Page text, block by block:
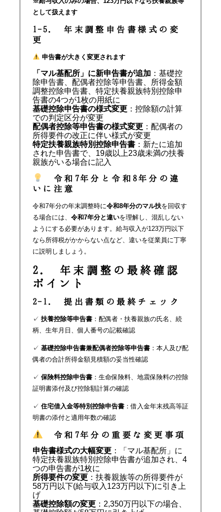
として扱えます
1-5. 年末調整申告書様式の変
更
申告書が大きく変更されます
「マル基配所」に新申告書が追加 ：基礎控
除申告書、配偶者控除等申告書、所得金額
調整控除申告書、特定扶養親族特別控除申
告書の4つが1枚の用紙に
基礎控除申告書の様式変更 ：控除額の計算
での判定区分が変更
配偶者控除等申告書の様式変更 ：配偶者の
所得要件の改正に伴い様式が変更
特定扶養親族特別控除申告書 ：新たに追加
された申告書で、19歳以上23歳未満の扶養
親族がいる場合に記入
令和7年分と令和8年分の違
いに注意
令和7年分の年末調整時に令和8年分のマル扶を回収す
る場合には、 令和7年分と違いを理解し、混乱しない
ようにする必要があります。給与収入が123万円以下
なら所得税がかからない点など、違いを従業員に丁寧
に説明しましょう。
2. 年末調整の最終確認
ポイント
2-1. 提出書類の最終チェック
✓ 扶養控除等申告書 ：配偶者・扶養親族の氏名、続
柄、生年月日、個人番号の記載確認
✓ 基礎控除申告書兼配偶者控除等申告書 ：本人及び配
偶者の合計所得金額見積額の妥当性確認
✓ 保険料控除申告書 ：生命保険料、地震保険料の控除
証明書添付及び控除額計算の確認
✓ 住宅借入金等特別控除申告書 ：借入金年末残高等証
明書の添付と適用年数の確認
令和7年分の重要な変更事項
申告書様式の大幅変更 ：「マル基配所」に
特定扶養親族特別控除申告書が追加され、4
つの申告書が1枚に
所得要件の変更 ：扶養親族等の所得要件が
58万円以下(給与収入123万円以下)に引き上
げ
基礎控除額の変更 ：2,350万円以下の場合、